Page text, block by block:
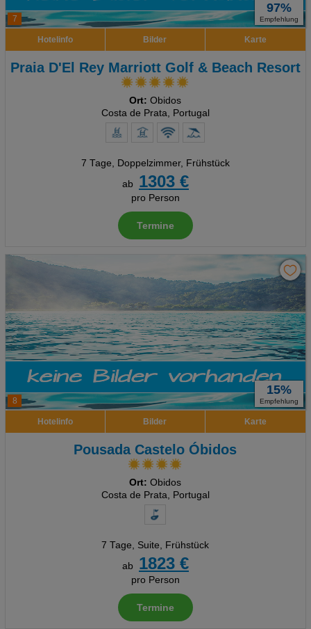
7
97%
Empfehlung
Hotelinfo Bilder Karte
Praia D'El Rey Marriott Golf & Beach Resort
Ort: Obidos
Costa de Prata, Portugal
7 Tage, Doppelzimmer, Frühstück
ab
1303 €
pro Person
Termine
8
15%
Empfehlung
Hotelinfo Bilder Karte
Pousada Castelo Óbidos
Ort: Obidos
Costa de Prata, Portugal
7 Tage, Suite, Frühstück
ab
1823 €
pro Person
Termine